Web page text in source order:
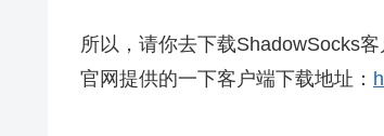
所以，请你去下载ShadowSocks
官网提供的一下客户端下载地址：